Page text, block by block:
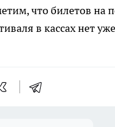
что билетов на
в кассах нет